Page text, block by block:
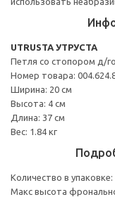
UTRUSTA УТРУСТА
Петля со стопором д/
Номер товара:
Ширина: 20 см
Высота: 4 см
Длина: 37 см
Вес: 1.84 кг
Количество в
Макс высота